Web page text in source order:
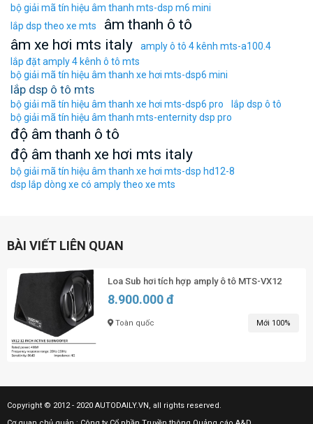
bộ giải mã tín hiệu âm thanh mts-dsp m6 mini
lắp dsp theo xe mts
âm thanh ô tô
âm xe hơi mts italy
amply ô tô 4 kênh mts-a100.4
lắp đặt amply 4 kênh ô tô mts
bộ giải mã tín hiệu âm thanh xe hơi mts-dsp6 mini
lắp dsp ô tô mts
bộ giải mã tín hiệu âm thanh xe hơi mts-dsp6 pro
lắp dsp ô tô
bộ giải mã tín hiệu âm thanh mts-enternity dsp pro
độ âm thanh ô tô
độ âm thanh xe hơi mts italy
bộ giải mã tín hiệu âm thanh xe hơi mts-dsp hd12-8
dsp lắp dòng xe có amply theo xe mts
BÀI VIẾT LIÊN QUAN
Loa Sub hơi tích hợp amply ô tô MTS-VX12
8.900.000 đ
Toàn quốc Mới 100%
Copyright © 2012 - 2020 AUTODAILY.VN, all rights reserved.